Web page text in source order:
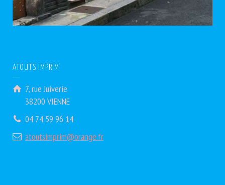
ATOUTS IMPRIM’
7, rue Juiverie
38200 VIENNE
04 74 59 96 14
atoutsimprim@orange.fr